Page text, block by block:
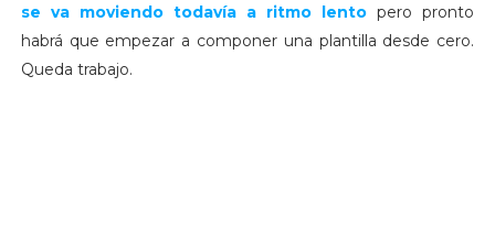
se va moviendo todavía a ritmo lento pero pronto
habrá que empezar a componer una plantilla desde cero.
Queda trabajo.